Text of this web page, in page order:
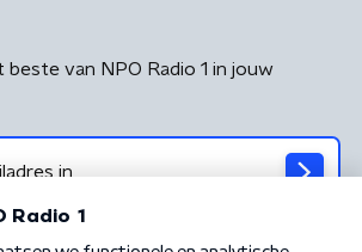
beste van NPO Radio 1 in jouw